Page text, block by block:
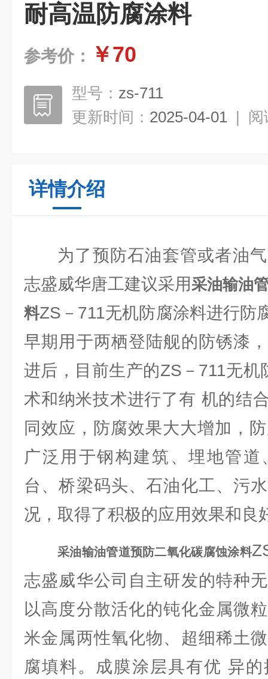
耐高温防腐涂料
参考价： ￥70
型号： zs-711
更新时间： 2025-04-01 | 阅
详情介绍
为了预防石油套管或者油
志盛威华唐工建议采用采油输油
料ZS－711无机防腐涂料进行防
早期用于两栖登陆舰的防锈漆
进后，目前生产的ZS－711无机
术和纳米技术进行了有 机的结
同效应，防腐效果大大增加，
广泛用于钢构建筑、埋地管
台、桥梁码头、石油化工、污
况，取得了积极的应用效果和良
采油输油管道预防二氧化碳腐蚀涂料
志盛威华公司自主研发的特种
以高度分散活化的钝化金属微
米金属两性氧化物、超细稀土
腐填料。成膜涂层具有优 异